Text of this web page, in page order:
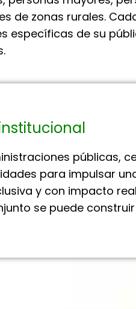
de zonas rurales.
específicas de su
públicas,
para impulsar
y con impacto
se puede